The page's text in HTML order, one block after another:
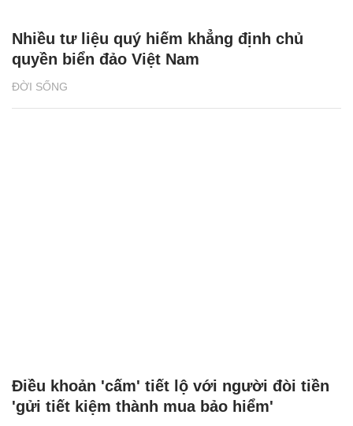
ĐỜI SỐNG
Nhiều tư liệu quý hiếm khẳng định chủ
quyền biển đảo Việt Nam
Điều khoản 'cấm' tiết lộ với người đòi tiền
'gửi tiết kiệm thành mua bảo hiểm'